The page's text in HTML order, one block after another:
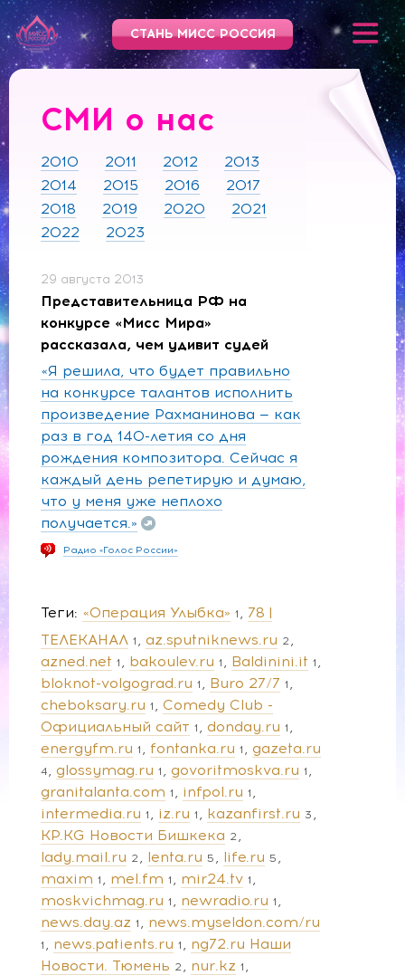
СТАНЬ МИСС РОССИЯ
СМИ о нас
2010 2011 2012
2013
2014
2015 2016
2017
2018
2019 2020
2021
2022
2023
29 августа 2013
Представительница РФ на
конкурсе «Мисс Мира»
рассказала, чем удивит судей
«Я решила, что будет правильно
на конкурсе талантов исполнить
произведение Рахманинова — как
раз в год 140-летия со дня
рождения композитора. Сейчас я
каждый день репетирую и думаю,
что у меня уже неплохо
получается.»
Радио «Голос России»
Теги «Операция Улыбка» 1
78 |
ТЕЛЕКАНАЛ 1 az.sputniknews.ru 2
azned.net 1 bakoulev.ru 1 Baldinini.it 1
bloknot-volgograd.ru 1 Buro 27/7 1
cheboksary.ru 1
Comedy Club -
Официальный сайт 1 donday.ru 1
energyfm.ru 1 fontanka.ru 1 gazeta.ru
4 glossymag.ru 1 govoritmoskva.ru 1
granitalanta.com 1 infpol.ru 1
intermedia.ru 1 iz.ru 1 kazanfirst.ru 3
KP.KG Новости Бишкека 2
lady.mail.ru 2 lenta.ru 5 life.ru 5
maxim 1 mel.fm 1 mir24.tv 1
moskvichmag.ru 1 newradio.ru 1
news.day.az 1 news.myseldon.com/ru
1 news.patients.ru 1
ng72.ru Наши
Новости. Тюмень 2 nur.kz 1